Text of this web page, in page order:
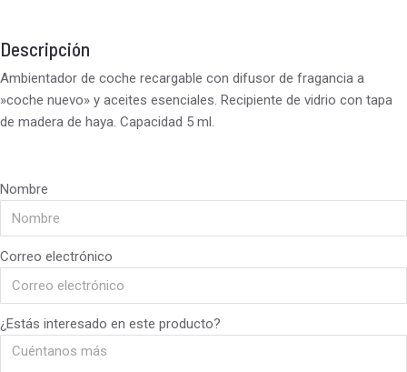
Descripción
Ambientador de coche recargable con difusor de fragancia a
»coche nuevo» y aceites esenciales. Recipiente de vidrio con tapa
de madera de haya. Capacidad 5 ml.
Nombre
Correo electrónico
¿Estás interesado en este producto?